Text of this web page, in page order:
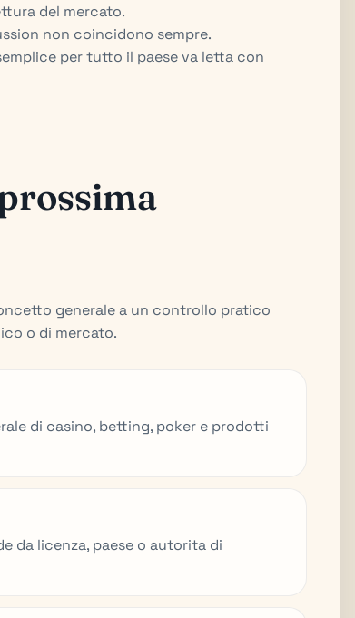
del mercato.
non coincidono sempre.
per tutto il paese va letta con
generale a un controllo pratico
o di mercato.
di casino, betting, poker e prodotti
da licenza, paese o autorita di